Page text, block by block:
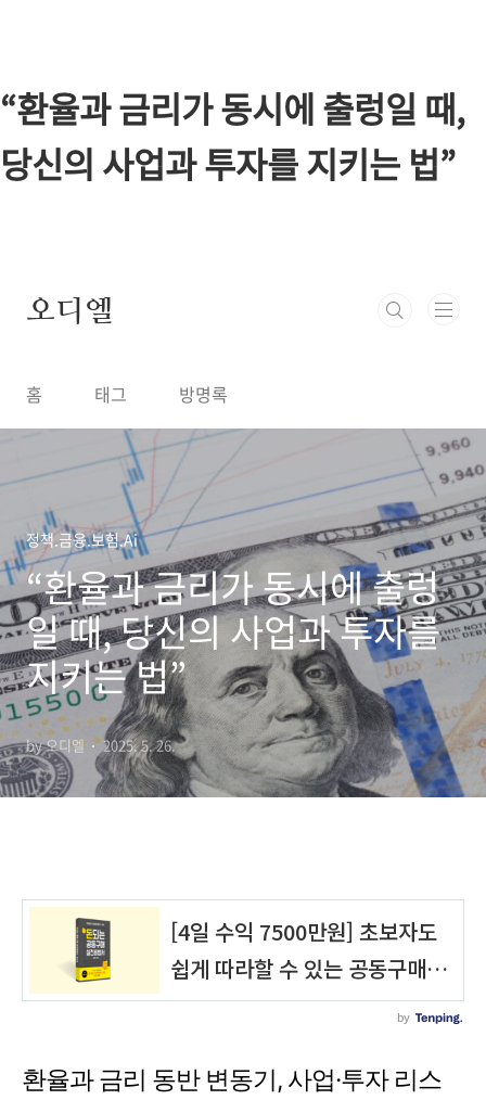
“환율과 금리가 동시에 출렁일 때,
당신의 사업과 투자를 지키는 법”
오디엘
홈 태그 방명록
정책.금융.보험.Ai
“환율과 금리가 동시에 출렁
일 때, 당신의 사업과 투자를
지키는 법”
by 오디엘 2025. 5. 26.
환율과 금리 동반 변동기, 사업·투자 리스